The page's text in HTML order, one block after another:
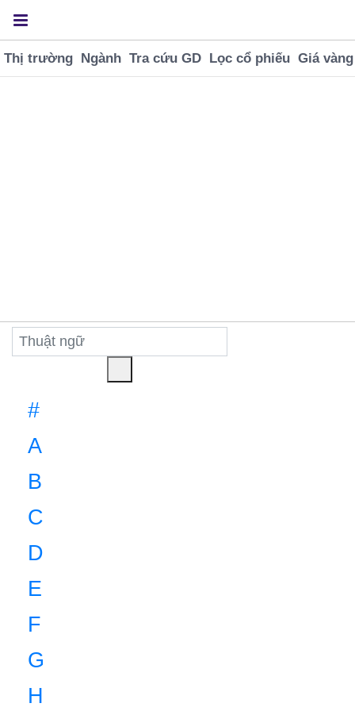
Thị trường Ngành Tra cứu GD Lọc cổ phiếu Giá vàng
#
A
B
C
D
E
F
G
H